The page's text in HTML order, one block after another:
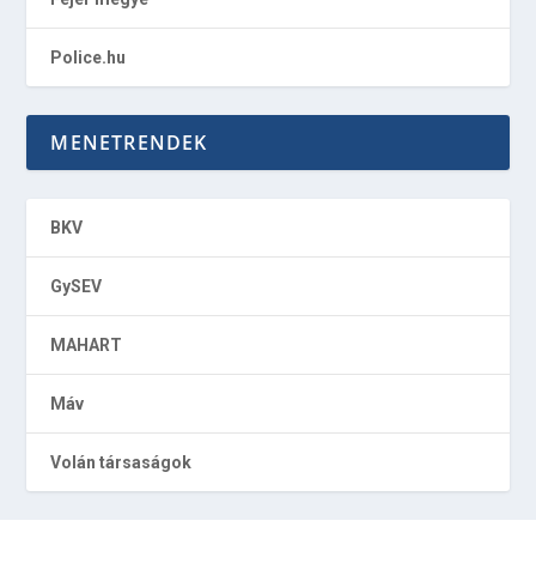
Police.hu
MENETRENDEK
BKV
GySEV
MAHART
Máv
Volán társaságok